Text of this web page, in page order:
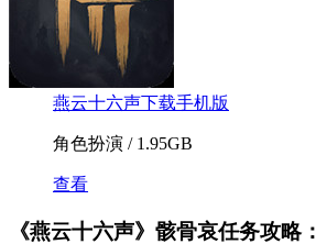
燕云十六声下载手机版
角色扮演 / 1.95GB
查看
《燕云十六声》骸骨哀任务攻略：